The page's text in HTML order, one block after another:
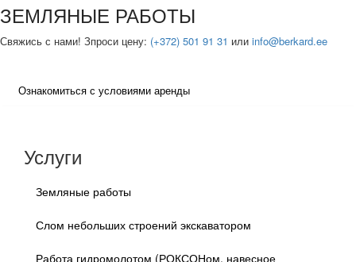
ЗЕМЛЯНЫЕ РАБОТЫ
Свяжись с нами! Зпроси цену: (+372) 501 91 31 или info@berkard.ee
Ознакомиться с условиями аренды
Услуги
Земляные работы
Слом небольших строений экскаватором
Работа гидромолотом (РОКСОНом, навесное